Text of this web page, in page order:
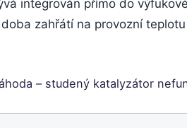
integrován přímo do
zahřátí na provozní
– studený katalyzátor